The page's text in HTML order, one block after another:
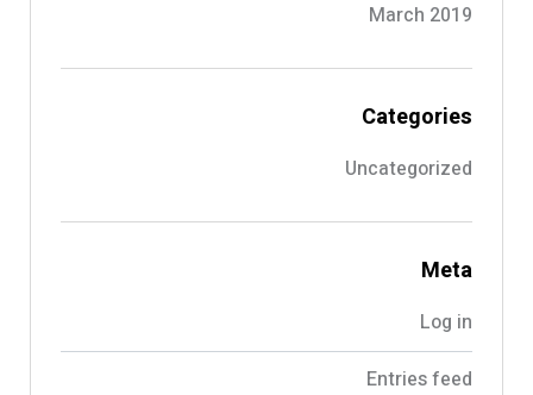
March 2019
Categories
Uncategorized
Meta
Log in
Entries feed